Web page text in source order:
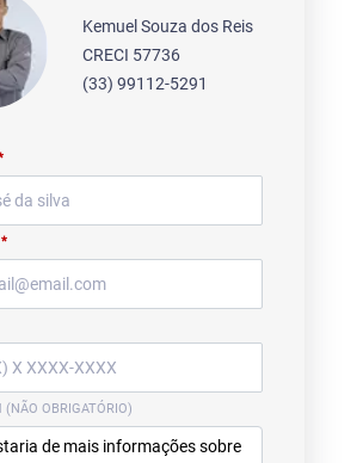
Kemuel Souza dos Reis
CRECI 57736
(33) 99112-5291
*
(NÃO OBRIGATÓRIO)